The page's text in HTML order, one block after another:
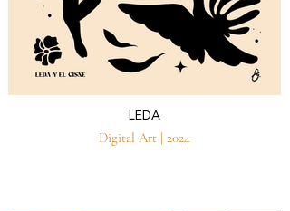
LEDA
Digital Art | 2024